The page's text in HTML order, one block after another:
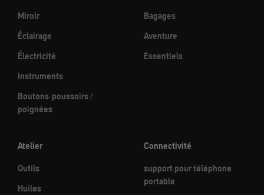
Miroir
Éclairage
Électricité
Instruments
Boutons-poussoirs /
poignées
Bagages
Aventure
Essentiels
Atelier
Outils
Huiles
Connectivité
support pour téléphone
portable